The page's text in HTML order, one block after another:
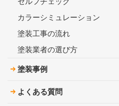
カラーシミュレーション
塗装工事の流れ
塗装業者の選び方
塗装事例
よくある質問